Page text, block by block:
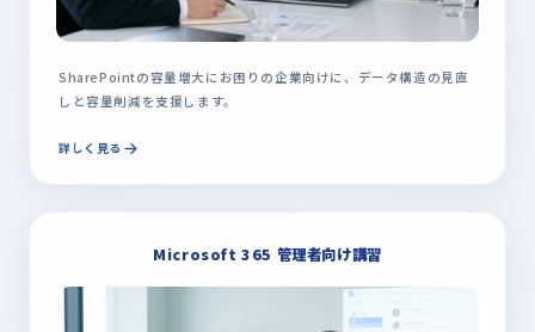
SharePointの容量増大にお困りの企業向けに、データ構造の見直
しと容量削減を支援します。
詳しく見る
Microsoft 365 管理者向け講習